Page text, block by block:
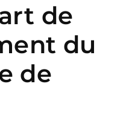
de
du
de